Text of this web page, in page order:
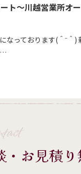
ト～川越営業所オ
なっております(＾⁻＾)
…
・お見積